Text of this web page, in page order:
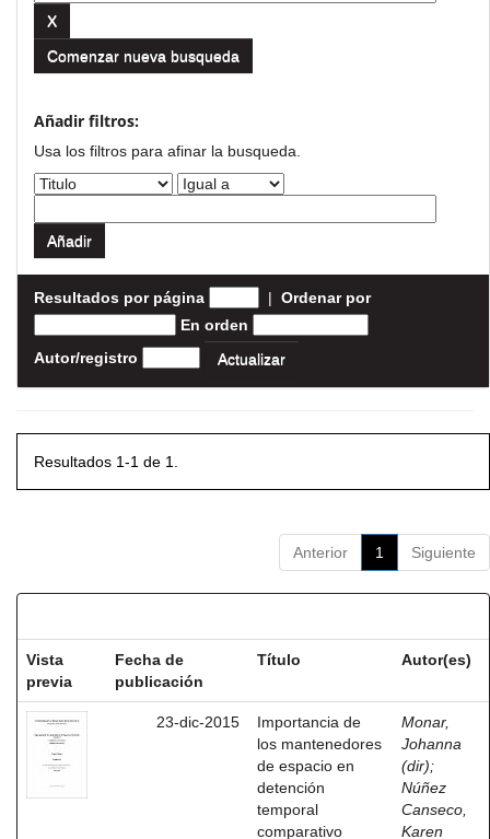
Comenzar nueva busqueda
Añadir filtros:
Usa los filtros para afinar la busqueda.
Resultados por página | Ordenar por
En orden
Autor/registro
Resultados 1-1 de 1.
Anterior 1 Siguiente
Vista
previa
Fecha de
publicación
Título Autor(es)
23-dic-2015
Importancia de
los mantenedores
de espacio en
detención
temporal
comparativo
Monar,
Johanna
(dir);
Núñez
Canseco,
Karen